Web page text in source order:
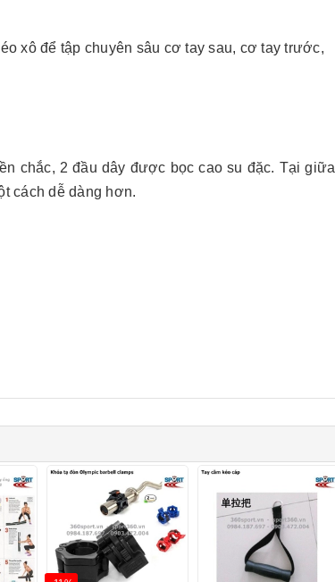
xô để tập chuyên sâu cơ tay sau, cơ tay trước,
chắc, 2 đầu dây được bọc cao su đặc. Tại giữa
cách dễ dàng hơn.